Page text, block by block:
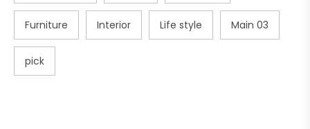
Furniture Interior Life style Main 03
pick